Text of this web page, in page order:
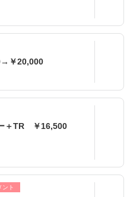
￥20,000
＋TR ￥16,500
ント